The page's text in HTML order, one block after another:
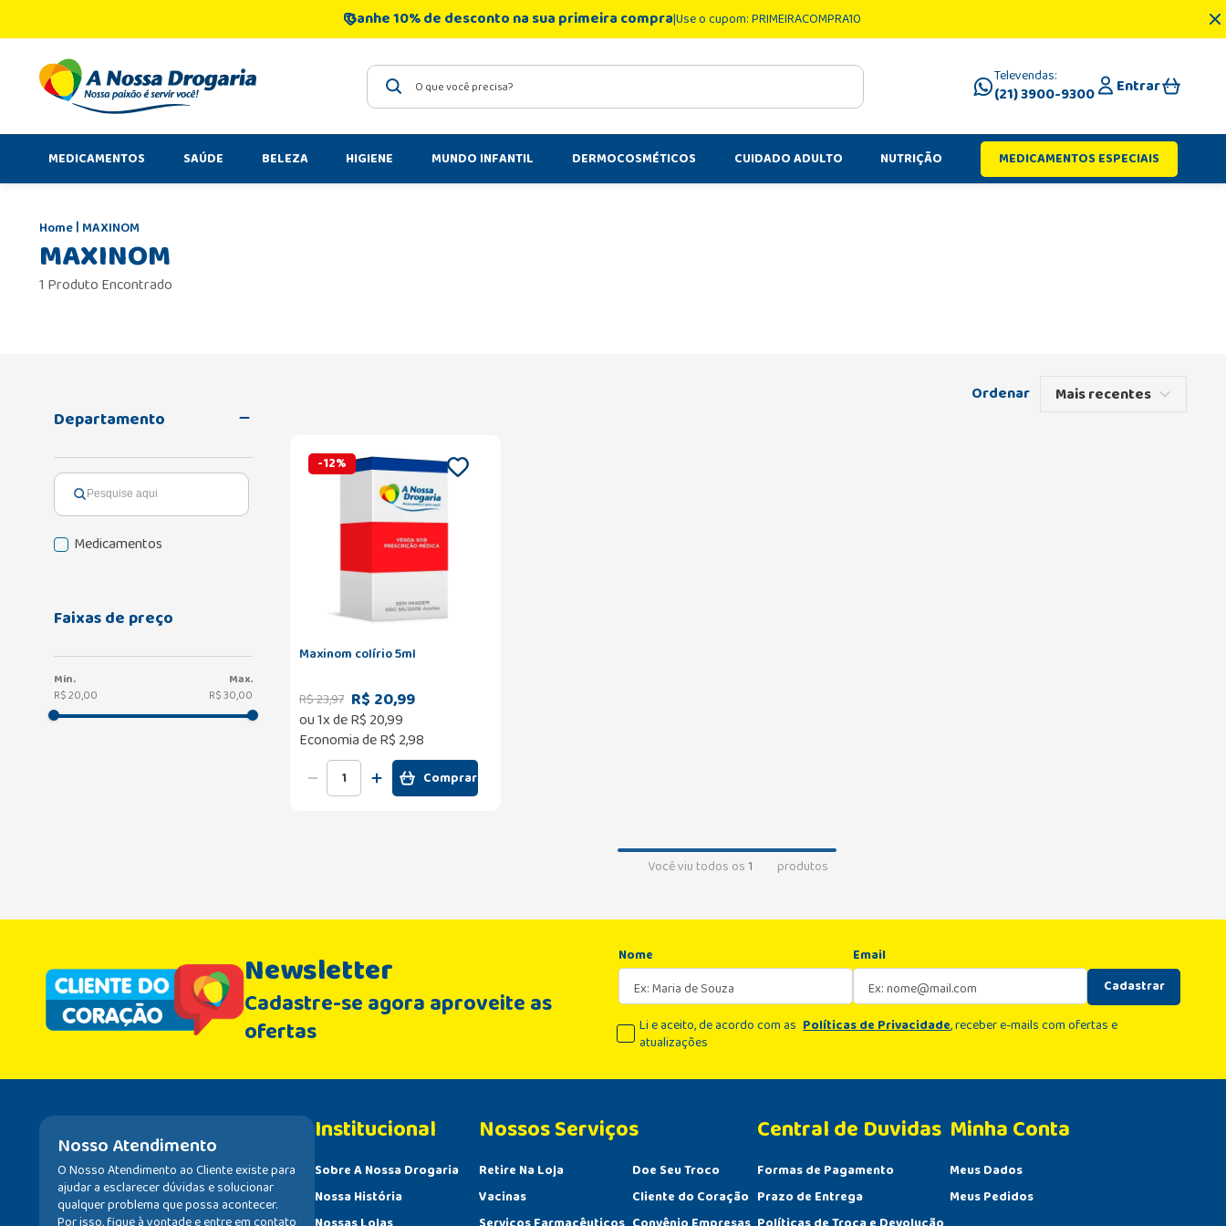
Ganhe 10% de desconto na sua primeira compraUse o cupom: PRIMEIRACOMPRA10
O que você precisa? Televendas:
(21) 3900-9300 Entrar
MEDICAMENTOS SAÚDE BELEZA HIGIENE MUNDO INFANTIL DERMOCOSMÉTICOS CUIDADO ADULTO NUTRIÇÃO MEDICAMENTOS ESPECIAIS
MAXINOM
MAXINOM
1 Produto Encontrado
Departamento
Medicamentos
Faixas de preço
R$ 20,00 R$ 30,00
Mais recentes
-12%
Maxinom colírio 5ml
R$23,97 R$ 20,99
ou1x deR$ 20,99
Economia deR$ 2,98
Comprar
Você viu todos os1 produtos
Newsletter
Cadastre-se agora aproveite as
ofertas
Nome
Email
Cadastrar
Li e aceito, de acordo com as Políticas de Privacidade, receber e-mails com ofertas e
atualizações
Nosso Atendimento
O Nosso Atendimento ao Cliente existe para
ajudar a esclarecer dúvidas e solucionar
qualquer problema que possa acontecer.
Institucional
Sobre A Nossa Drogaria
Nossa História
Retire Na Loja
Vacinas
Doe Seu Troco
Cliente do Coração
Central de Duvidas
Formas de Pagamento
Prazo de Entrega
Minha Conta
Meus Dados
Meus Pedidos